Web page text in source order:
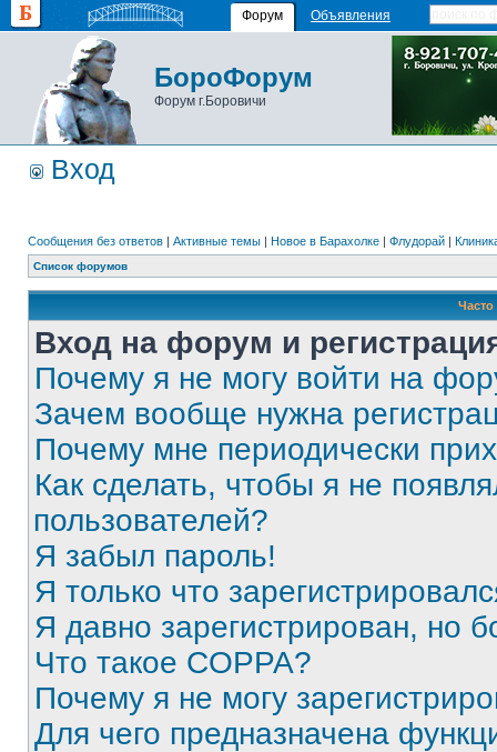
Форум Объявления
БороФорум
Форум г.Боровичи
Вход
Сообщения без ответов | Активные темы | Новое в Барахолке | Флудорай |
Список форумов
Вход на форум и
Почему я не могу войти на
Зачем вообще нужна
Почему мне периодически
Как сделать, чтобы я не
пользователей?
Я забыл пароль!
Я только что
Я давно зарегистрирован, но
Что такое COPPA?
Почему я не могу
Для чего предназначена